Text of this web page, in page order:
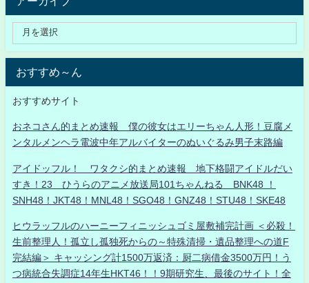
おすすめ～ん
おすすめサイト
おネコさん的まとめ速報 僕の彼女はエリーちゃん人形！豆腐メ
ンタルメンヘラ電波中年アルバイターのぬいぐるみ男子末路編
アイドッフル！ ワタクシ的まとめ速報 地下格闘アイドルだい
すき！23 ひうらのアニメ放送局101ちゃんねる BNK48 ！
SNH48！JKT48！MNL48！SGO48！GNZ48！STU48！SKE48
ヒウラッフルのハーニーフィニッシュゴミ屋敷補完計画 ＜必殺！
生前整理人！孤立し孤独死からの～特殊清掃・遺品整理への道F
完結編＞ キャッシング計1500万返済：厨二病借金3500万円！う
つ病統合失調症14年生HKT46！！9期研究生、最後のサイト！全